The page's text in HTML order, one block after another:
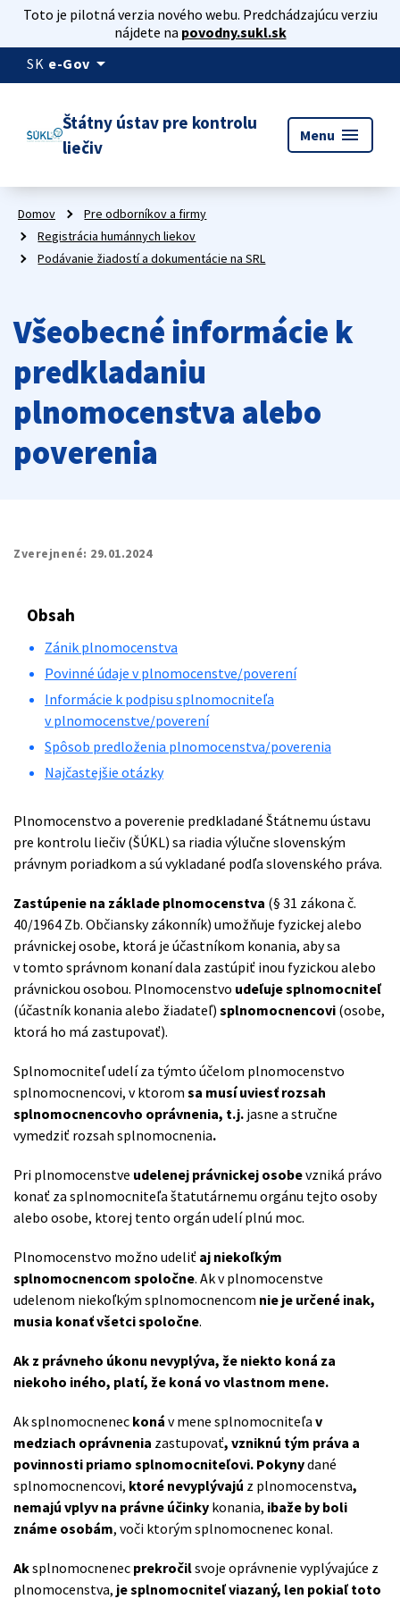
Toto je pilotná verzia nového webu. Predchádzajúcu verziu
nájdete na povodny.sukl.sk
SK e-Gov arrow_drop_down
Štátny ústav pre kontrolu
liečiv
Menu menu
Domov
Pre odborníkov a firmy
Registrácia humánnych liekov
Podávanie žiadostí a dokumentácie na SRL
Všeobecné informácie k
predkladaniu
plnomocenstva alebo
poverenia
Zverejnené: 29.01.2024
Obsah
Zánik plnomocenstva
Povinné údaje v plnomocenstve/poverení
Informácie k podpisu splnomocniteľa
v plnomocenstve/poverení
Spôsob predloženia plnomocenstva/poverenia
Najčastejšie otázky
Plnomocenstvo a poverenie predkladané Štátnemu ústavu
pre kontrolu liečiv (ŠÚKL) sa riadia výlučne slovenským
právnym poriadkom a sú vykladané podľa slovenského práva.
Zastúpenie na základe plnomocenstva (§ 31 zákona č.
40/1964 Zb. Občiansky zákonník) umožňuje fyzickej alebo
právnickej osobe, ktorá je účastníkom konania, aby sa
v tomto správnom konaní dala zastúpiť inou fyzickou alebo
právnickou osobou. Plnomocenstvo udeľuje splnomocniteľ
(účastník konania alebo žiadateľ) splnomocnencovi (osobe,
ktorá ho má zastupovať).
Splnomocniteľ udelí za týmto účelom plnomocenstvo
splnomocnencovi, v ktorom sa musí uviesť rozsah
splnomocnencovho oprávnenia, t.j. jasne a stručne
vymedziť rozsah splnomocnenia.
Pri plnomocenstve udelenej právnickej osobevzniká právo
konať za splnomocniteľa štatutárnemu orgánu tejto osoby
alebo osobe, ktorej tento orgán udelí plnú moc.
Plnomocenstvo možno udeliť aj niekoľkým
splnomocnencom spoločne. Ak v plnomocenstve
udelenom niekoľkým splnomocnencom nie je určené inak,
musia konať všetci spoločne.
Ak z právneho úkonu nevyplýva, že niekto koná za
niekoho iného, platí, že koná vo vlastnom mene.
Ak splnomocnenec koná v mene splnomocniteľa v
medziach oprávnenia zastupovať, vzniknú tým práva a
povinnosti priamo splnomocniteľovi. Pokynydané
splnomocnencovi, ktoré nevyplývajú z plnomocenstva,
nemajú vplyv na právne účinky konania, ibaže by boli
známe osobám, voči ktorým splnomocnenec konal.
Aksplnomocnenec prekročilsvoje oprávnenie vyplývajúce z
plnomocenstva, je splnomocniteľ viazaný, len pokiaľ toto